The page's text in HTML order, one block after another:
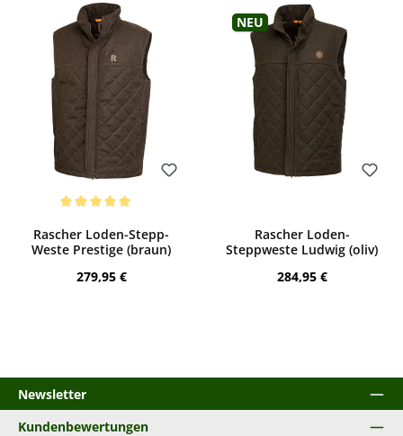
Bewerten
Rascher Loden-Stepp-
Weste Prestige (braun)
Regulärer Preis:
279,95 €
Neu
Rascher Loden-
Steppweste Ludwig (oliv)
Regulärer Preis:
284,95 €
Newsletter
Kundenbewertungen